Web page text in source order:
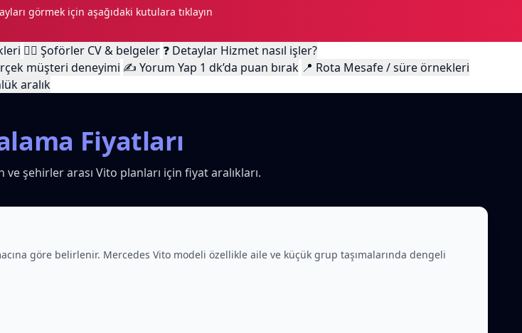
görmek için aşağıdaki kutulara tıklayın
🧑‍✈️ Şoförler CV & belgeler ❓ Detaylar Hizmet nasıl işler?
müşteri deneyimi ✍️ Yorum Yap 1 dk’da puan bırak 📍 Rota Mesafe / süre örnekleri
aralık
Fiyatları
şehirler arası Vito planları için fiyat aralıkları.
göre belirlenir. Mercedes Vito modeli özellikle aile ve küçük grup taşımalarında dengeli